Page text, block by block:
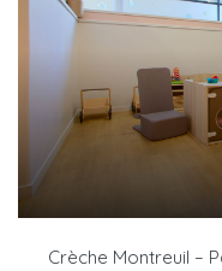
Crèche Montreuil –